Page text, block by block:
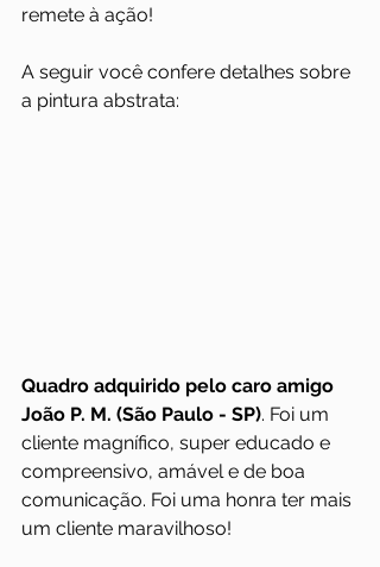
remete à ação!
A seguir você confere detalhes sobre
a pintura abstrata:
Quadro adquirido pelo caro amigo
João P. M. (São Paulo - SP). Foi um
cliente magnífico, super educado e
compreensivo, amável e de boa
comunicação. Foi uma honra ter mais
um cliente maravilhoso!